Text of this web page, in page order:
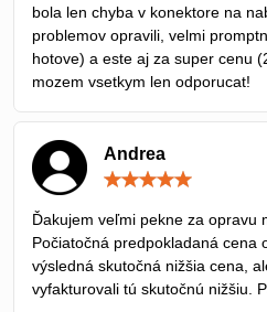
bola len chyba v konektore na
problemov opravili, velmi
hotove) a este aj za super cenu
mozem vsetkym len odporucat!
Andrea
5
Ďakujem veľmi pekne za opravu
Počiatočná predpokladaná cena
výsledná skutočná nižšia cena,
vyfakturovali tú skutočnú nižšiu.